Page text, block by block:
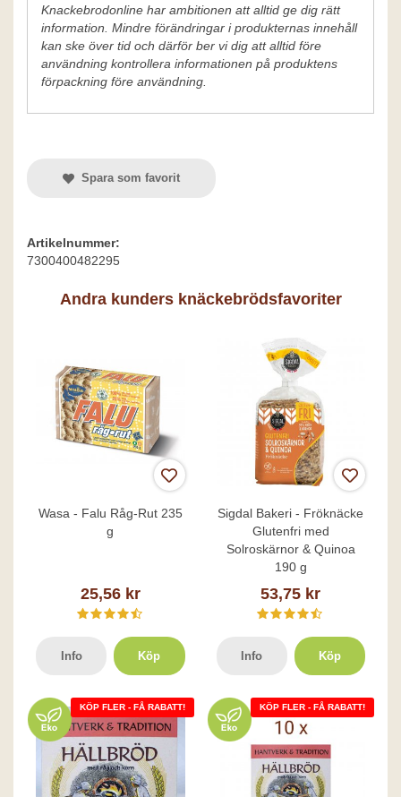
Knackebrodonline har ambitionen att alltid ge dig rätt
information. Mindre förändringar i produkternas innehåll
kan ske över tid och därför ber vi dig att alltid före
användning kontrollera informationen på produktens
förpackning före användning.
Spara som favorit
Artikelnummer:
7300400482295
Andra kunders knäckebrödsfavoriter
Wasa - Falu Råg-Rut 235
g
25,56 kr
Info Köp
Sigdal Bakeri - Fröknäcke
Glutenfri med
Solroskärnor & Quinoa
190 g
53,75 kr
Info Köp
KÖP FLER - FÅ RABATT! KÖP FLER - FÅ RABATT!